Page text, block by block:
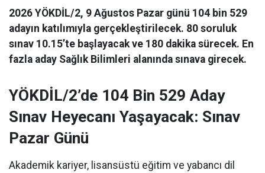
2026 YÖKDİL/2, 9 Ağustos Pazar günü 104 bin 529
adayın katılımıyla gerçekleştirilecek. 80 soruluk
sınav 10.15’te başlayacak ve 180 dakika sürecek. En
fazla aday Sağlık Bilimleri alanında sınava girecek.
YÖKDİL/2’de 104 Bin 529 Aday
Sınav Heyecanı Yaşayacak: Sınav
Pazar Günü
Akademik kariyer, lisansüstü eğitim ve yabancı dil